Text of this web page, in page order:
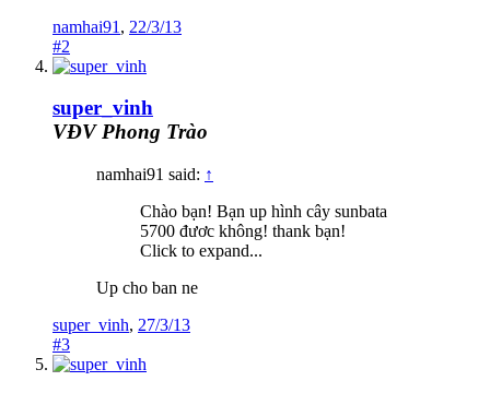
namhai91 , 22/3/13
#2
super_vinh
VĐV Phong Trào
namhai91 said: ↑
Chào bạn! Bạn up hình cây sunbata
5700 đươc không! thank bạn!
Click to expand...
Up cho ban ne
super_vinh, 27/3/13
#3